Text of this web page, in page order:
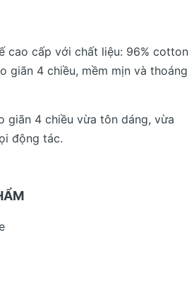
cao cấp với chất liệu: 96% cotton
giãn 4 chiều, mềm mịn và thoáng
giãn 4 chiều vừa tôn dáng, vừa
động tác.